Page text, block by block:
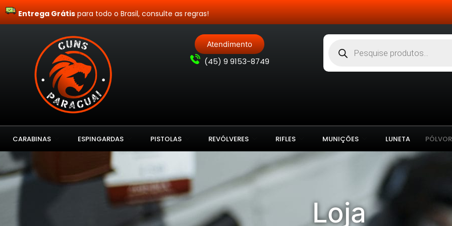
Site Blindado
Entrega Grátispara todo o Brasil, consulte as regras!
Atendimento
(45) 9 9153-8749
CARABINAS ESPINGARDAS PISTOLAS REVÓLVERES RIFLES MUNIÇÕES LUNETA
Loja